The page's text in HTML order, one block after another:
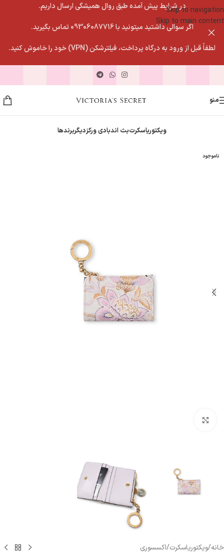
Skip to navigation
Skip to main content
در شرایط پیش آمده طبق روال همیشگی ارسال داریم.
اگر سوالی داشتید میتونید با 09306087716 تماس بگیرید.
لطفاً قبل از ورود به درگاه پرداخت، فیلترشکن (VPN) خود را خاموش کنید.
منو
ویکتوریاسکرتبث اندبادی ورکزدیگربرندها
ناموجود
خانه/ویکتوریاسکرت/اکسسوری